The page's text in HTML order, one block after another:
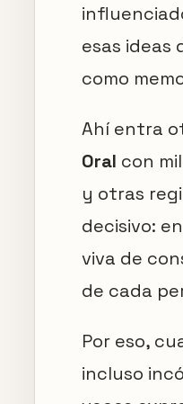
esas ideas
como
Ahí entra
Oral con
y otras
decisivo:
viva de
de cada
Por eso,
incluso